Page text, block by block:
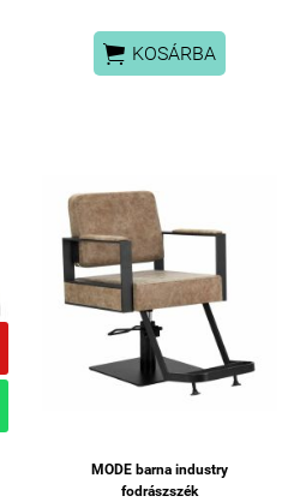
 KOSÁRBA
MODE barna industry
fodrászszék